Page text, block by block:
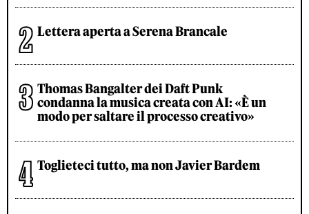
Lettera aperta a Serena Brancale
Thomas Bangalter dei Daft Punk
condanna la musica creata con AI: «È un
modo per saltare il processo creativo»
Toglieteci tutto, ma non Javier Bardem